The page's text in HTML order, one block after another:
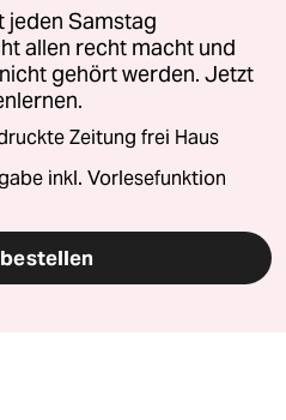
jeden Samstag
allen recht macht und
gehört werden. Jetzt
Zeitung frei Haus
inkl. Vorlesefunktion